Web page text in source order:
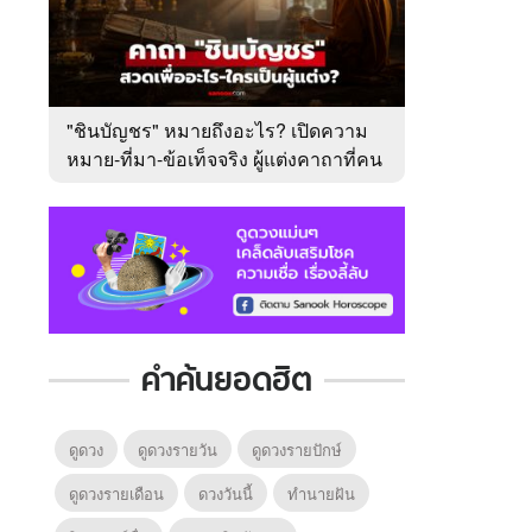
"ชินบัญชร" หมายถึงอะไร? เปิดความ
หมาย-ที่มา-ข้อเท็จจริง ผู้แต่งคาถาที่คน
คำค้นยอดฮิต
ดูดวง ดูดวงรายวัน
ดูดวงรายปักษ์
ดูดวงรายเดือน
ดวงวันนี้
ทํานายฝัน